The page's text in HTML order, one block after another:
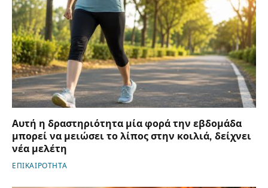
Αυτή η δραστηριότητα μία φορά την εβδομάδα
μπορεί να μειώσει το λίπος στην κοιλιά, δείχνει
νέα μελέτη
ΕΠΙΚΑΙΡΟΤΗΤΑ